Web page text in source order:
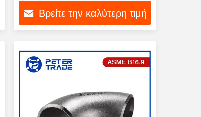
Βρείτε την καλύτερη τιμή